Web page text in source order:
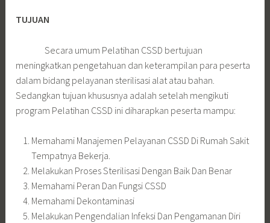
TUJUAN
Secara umum Pelatihan CSSD bertujuan
meningkatkan pengetahuan dan keterampilan para peserta
dalam bidang pelayanan sterilisasi alat atau bahan.
Sedangkan tujuan khususnya adalah setelah mengikuti
program Pelatihan CSSD ini diharapkan peserta mampu:
Memahami Manajemen Pelayanan CSSD Di Rumah Sakit
Tempatnya Bekerja.
Melakukan Proses Sterilisasi Dengan Baik Dan Benar
Memahami Peran Dan Fungsi CSSD
Memahami Dekontaminasi
Melakukan Pengendalian Infeksi Dan Pengamanan Diri